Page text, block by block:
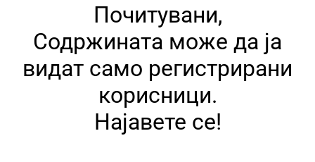
Почитувани,
Содржината може да ја
видат само регистрирани
корисници.
Најавете се!